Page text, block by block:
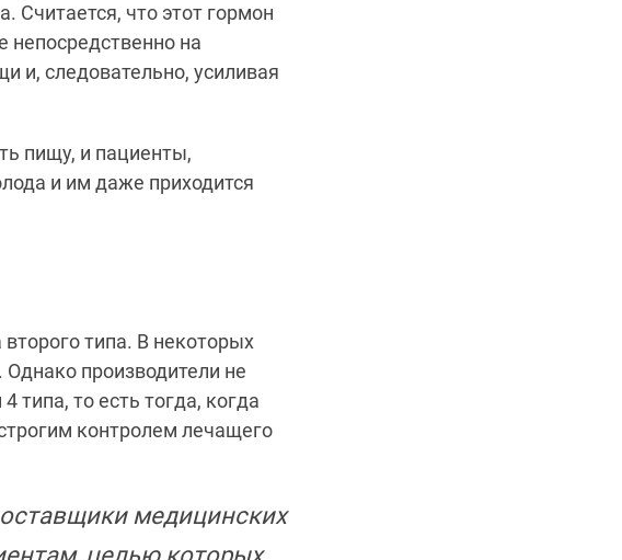
Считается, что этот гормон
непосредственно на
и, следовательно, усиливая
пищу, и пациенты,
и им даже приходится
типа. В некоторых
Однако производители не
типа, то есть тогда, когда
контролем лечащего
медицинских